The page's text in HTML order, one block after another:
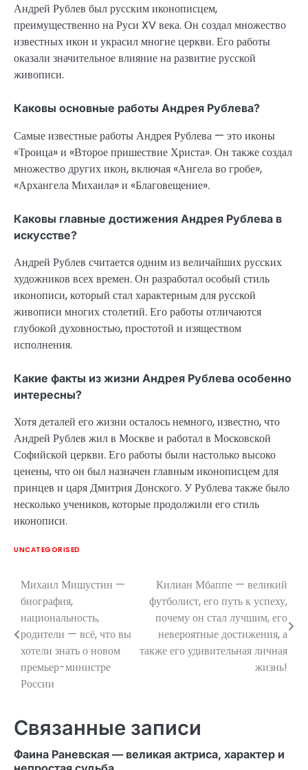
Андрей Рублев был русским иконописцем,
преимущественно на Руси XV века. Он создал множество
известных икон и украсил многие церкви. Его работы
оказали значительное влияние на развитие русской
живописи.
Каковы основные работы Андрея Рублева?
Самые известные работы Андрея Рублева — это иконы
«Троица» и «Второе пришествие Христа». Он также создал
множество других икон, включая «Ангела во гробе»,
«Архангела Михаила» и «Благовещение».
Каковы главные достижения Андрея Рублева в
искусстве?
Андрей Рублев считается одним из величайших русских
художников всех времен. Он разработал особый стиль
иконописи, который стал характерным для русской
живописи многих столетий. Его работы отличаются
глубокой духовностью, простотой и изяществом
исполнения.
Какие факты из жизни Андрея Рублева особенно
интересны?
Хотя деталей его жизни осталось немного, известно, что
Андрей Рублев жил в Москве и работал в Московской
Софийской церкви. Его работы были настолько высоко
ценены, что он был назначен главным иконописцем для
принцев и царя Дмитрия Донского. У Рублева также было
несколько учеников, которые продолжили его стиль
иконописи.
UNCATEGORISED
Навигация
по
записям
Михаил Мишустин —
биография,
национальность,
родители — всё, что вы
хотели знать о новом
премьер-министре
России
Килиан Мбаппе — великий
футболист, его путь к успеху,
почему он стал лучшим, его
невероятные достижения, а
также его удивительная личная
жизнь!
Связанные записи
Фаина Раневская — великая актриса, характер и